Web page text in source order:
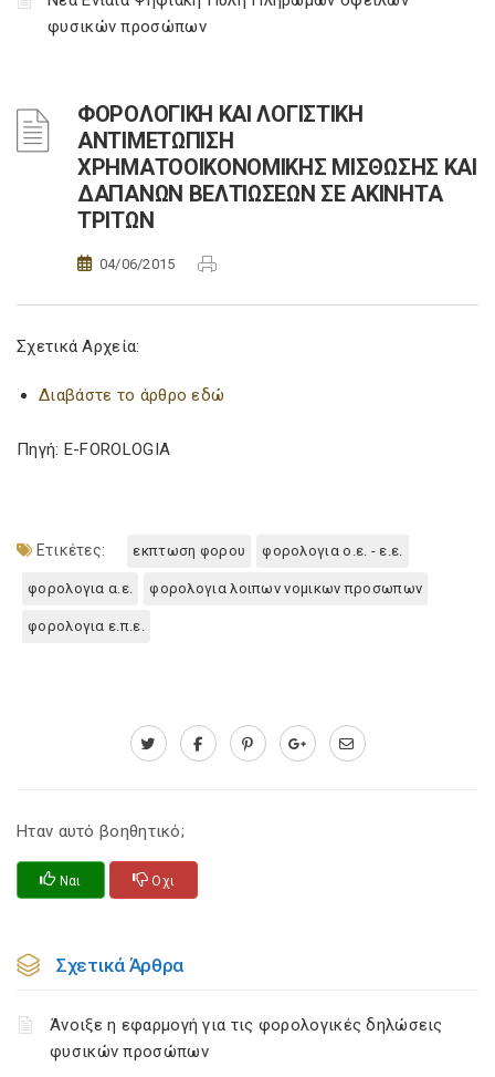
φυσικών προσώπων
ΦΟΡΟΛΟΓΙΚΗ ΚΑΙ ΛΟΓΙΣΤΙΚΗ
ΑΝΤΙΜΕΤΩΠΙΣΗ
ΧΡΗΜΑΤΟΟΙΚΟΝΟΜΙΚΗΣ ΜΙΣΘΩΣΗΣ ΚΑΙ
ΔΑΠΑΝΩΝ ΒΕΛΤΙΩΣΕΩΝ ΣΕ ΑΚΙΝΗΤΑ
ΤΡΙΤΩΝ
04/06/2015
Σχετικά Αρχεία:
Διαβάστε το άρθρο εδώ
Πηγή: E-FOROLOGIA
Ετικέτες: εκπτωση φορου φορολογια ο.ε. - ε.ε.
φορολογια α.ε. φορολογια λοιπων νομικων προσωπων
φορολογια ε.π.ε.
Ηταν αυτό βοηθητικό;
Ναι Οχι
Σχετικά Άρθρα
Άνοιξε η εφαρμογή για τις φορολογικές δηλώσεις
φυσικών προσώπων